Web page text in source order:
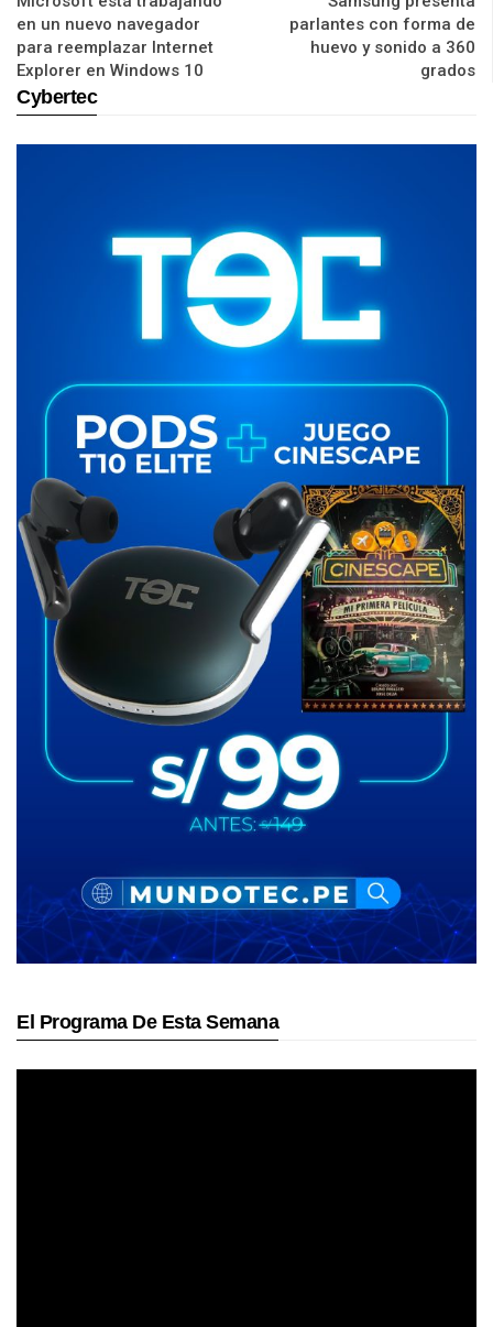
en un nuevo navegador
para reemplazar Internet
Explorer en Windows 10
parlantes con forma de
huevo y sonido a 360
grados
Cybertec
El Programa De Esta Semana